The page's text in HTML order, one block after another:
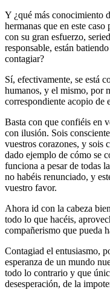
Y ¿qué más conocimiento
hermanas que en este
con su gran esfuerzo,
responsable, están
contagiar?
Sí, efectivamente, se está
humanos, y el mismo, por
correspondiente acopio de
Basta con que confiéis en
con ilusión. Sois
vuestros corazones, y sois
dado ejemplo de cómo se
funciona a pesar de todas
no habéis renunciado, y
vuestro favor.
Ahora id con la cabeza
todo lo que hacéis,
compañerismo que pueda
Contagiad el entusiasmo,
esperanza de un mundo
todo lo contrario y que
desesperación, de la